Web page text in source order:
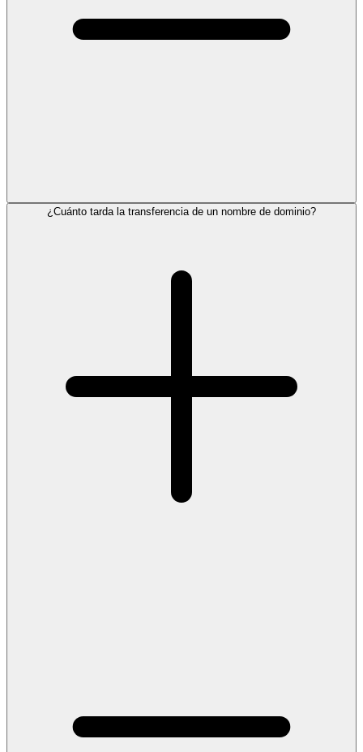
¿Cuánto tarda la transferencia de un nombre de dominio?